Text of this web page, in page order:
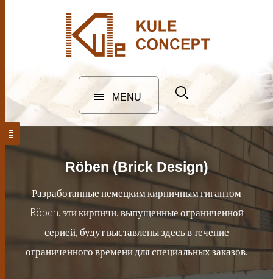
MENU
Röben (Brick Design)
Разработанные немецким кирпичным гигантом
Röben, эти кирпичи, выпущенные ограниченной
серией, будут выставлены здесь в течение
ограниченного времени для специальных заказов.